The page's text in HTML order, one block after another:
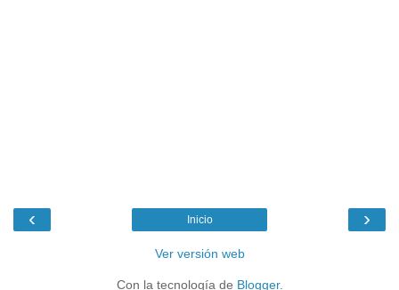
‹ ›
Inicio
Ver versión web
Con la tecnología de Blogger.